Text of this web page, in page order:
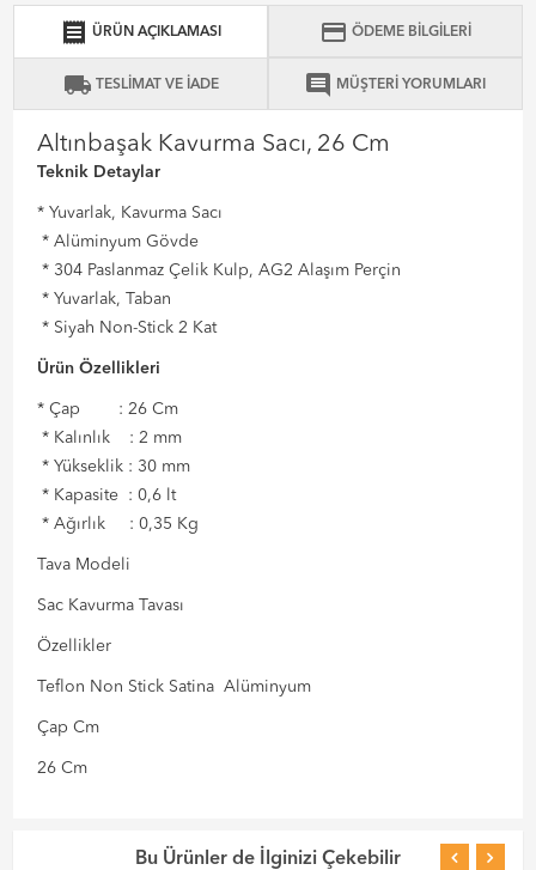
receipt ÜRÜN AÇIKLAMASI credit_card ÖDEME BİLGİLERİ
local_shipping TESLİMAT VE İADE comment MÜŞTERİ YORUMLARI
Altınbaşak Kavurma Sacı, 26 Cm
Teknik Detaylar
* Yuvarlak, Kavurma Sacı
* Alüminyum Gövde
* 304 Paslanmaz Çelik Kulp, AG2 Alaşım Perçin
* Yuvarlak, Taban
* Siyah Non-Stick 2 Kat
Ürün Özellikleri
* Çap : 26 Cm
* Kalınlık : 2 mm
* Yükseklik : 30 mm
* Kapasite : 0,6 lt
* Ağırlık : 0,35 Kg
Tava Modeli
Sac Kavurma Tavası
Özellikler
Teflon Non Stick Satina Alüminyum
Çap Cm
26 Cm
Bu Ürünler de İlginizi Çekebilir